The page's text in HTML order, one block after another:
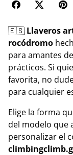
🇪🇸 Llaveros
rocódromo
para amantes
prácticos. Si
favorita, no
para cualquier
Elige la forma
del modelo que
personalizar el